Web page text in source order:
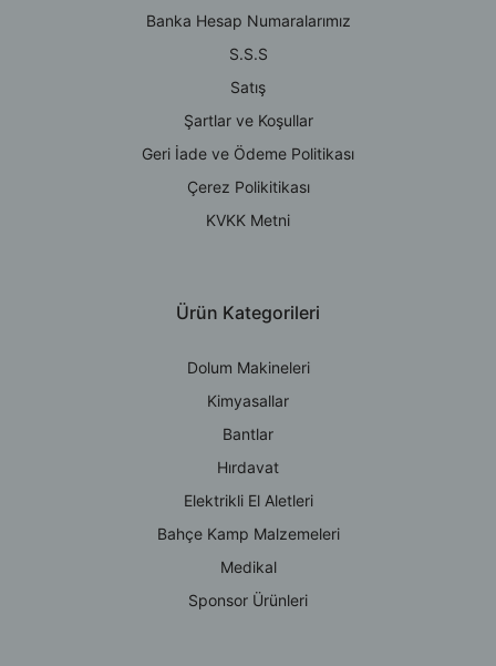
Banka Hesap Numaralarımız
S.S.S
Satış
Şartlar ve Koşullar
Geri İade ve Ödeme Politikası
Çerez Polikitikası
KVKK Metni
Ürün Kategorileri
Dolum Makineleri
Kimyasallar
Bantlar
Hırdavat
Elektrikli El Aletleri
Bahçe Kamp Malzemeleri
Medikal
Sponsor Ürünleri